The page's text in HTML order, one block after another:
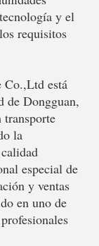
y el
requisitos
de Dongguan,
transporte
la
especial de
y ventas
en uno de